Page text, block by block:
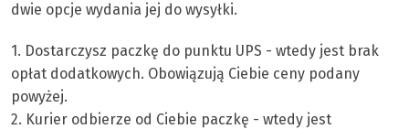
dwie opcje wydania jej do wysyłki.
1. Dostarczysz paczkę do punktu UPS - wtedy jest brak
opłat dodatkowych. Obowiązują Ciebie ceny podany
powyżej.
2. Kurier odbierze od Ciebie paczkę - wtedy jest